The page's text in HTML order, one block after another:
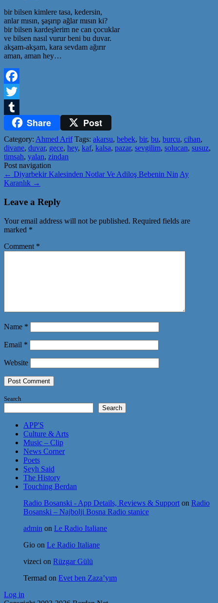
bir bilsen kimlere tasa, kedersin,
anlar mısın, şaşırıp ağlar mısın ki?
bir bilsen kardeşlerim ne can çocuklar
ve bilsen nasıl vurur beni bu duvar.
akşam-akşam, kara sevdam ağırır
aman, aman hey…
Facebook
Twitter
Tumblr Share Post
Category: Ahmed Arif Tags: akarsu, bebek, bir, bu, burcu, cihan,
divane, duvar, gece, hey, kaf, kalsa, pazar, sevgilim, solucan, susuz,
timsah, yalan, zindan
Post navigation
← Diyarbekir Kalesinden Notlar Ve Adiloş Bebenin Nin Ay
Karanlık →
Leave a Reply
Your email address will not be published. Required fields are
marked *
Comment *
Name *
Email *
Website
Search
Search
APP'S
Culture & Arts
Music – Clip
News Corner
Poets
Şeyh Said
The History
Touching Berdan
Radio Bosanski - App Details, Reviews & Support on Radio
Bosanski – Najbolji Bosna Radio stanice
admin on Le Radio Italiane
Gio on Le Radio Italiane
vizeci on Rüzgar Gülü
Termad on Evet ben Zaza’yım
Log in